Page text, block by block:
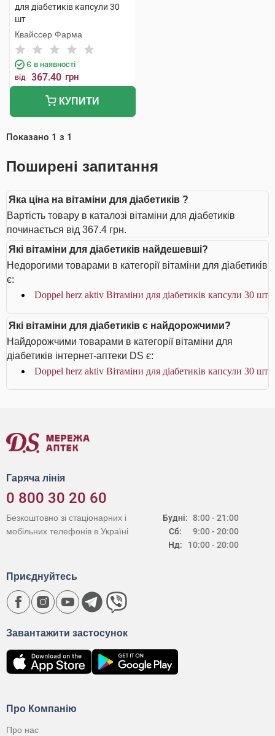
для діабетиків капсули 30
шт
Квайссер Фарма
Є в наявності
від 367.40 грн
КУПИТИ
Показано 1 з 1
Поширені запитання
Яка ціна на вітаміни для діабетиків ?
Вартість товару в каталозі вітаміни для діабетиків
починається від 367.4 грн.
Які вітаміни для діабетиків найдешевші?
Недорогими товарами в категорії вітаміни для діабетиків
є:
Doppel herz aktiv Вітаміни для діабетиків капсули 30 шт
Які вітаміни для діабетиків є найдорожчими?
Найдорожчими товарами в категорії вітаміни для
діабетиків інтернет-аптеки DS є:
Doppel herz aktiv Вітаміни для діабетиків капсули 30 шт
Гаряча лінія
0 800 30 20 60
Будні:
Сб:
Нд:
8:00 - 21:00
9:00 - 20:00
10:00 - 20:00
Безкоштовно зі стаціонарних і
мобільних телефонів в Україні
Про Компанію
Про нас
Завантажити застосунок
Приєднуйтесь